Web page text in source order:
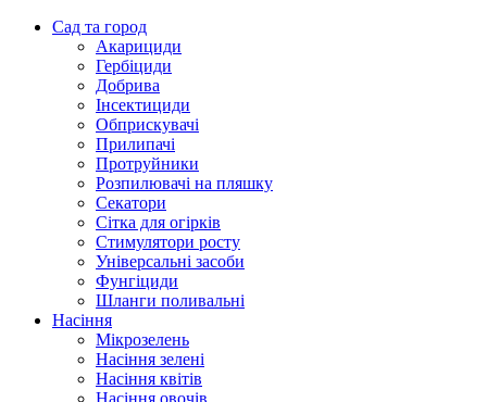
Сад та город
Акарициди
Гербіциди
Добрива
Інсектициди
Обприскувачі
Прилипачі
Протруйники
Розпилювачі на пляшку
Секатори
Сітка для огірків
Стимулятори росту
Універсальні засоби
Фунгіциди
Шланги поливальні
Насіння
Мікрозелень
Насіння зелені
Насіння квітів
Насіння овочів